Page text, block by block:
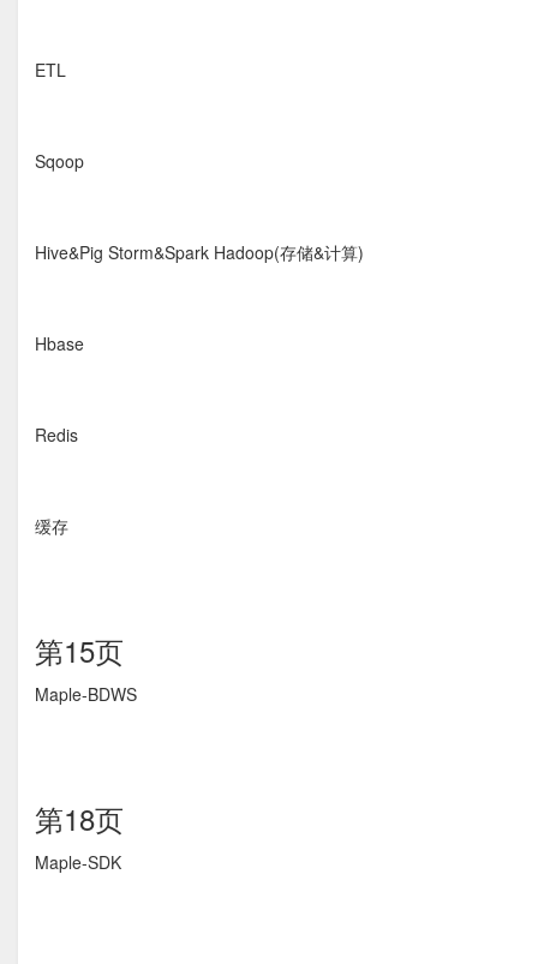
ETL
Sqoop
Hive&Pig Storm&Spark Hadoop(存储&计算)
Hbase
Redis
缓存
第15页
Maple-BDWS
第18页
Maple-SDK